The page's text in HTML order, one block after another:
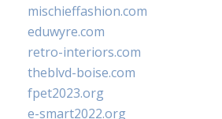
mischieffashion.com
eduwyre.com
retro-interiors.com
theblvd-boise.com
fpet2023.org
e-smart2022.org